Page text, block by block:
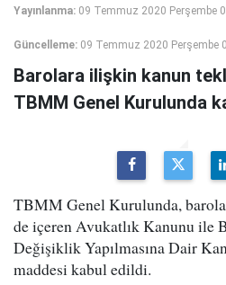
Yayınlanma: 09 Temmuz 2020 Perşembe
Güncelleme: 09 Temmuz 2020 Perşembe
Barolara ilişkin kanun
TBMM Genel Kurulunda
TBMM Genel Kurulunda,
de içeren Avukatlık Kanunu ile
Değişiklik Yapılmasına Dair
maddesi kabul edildi.